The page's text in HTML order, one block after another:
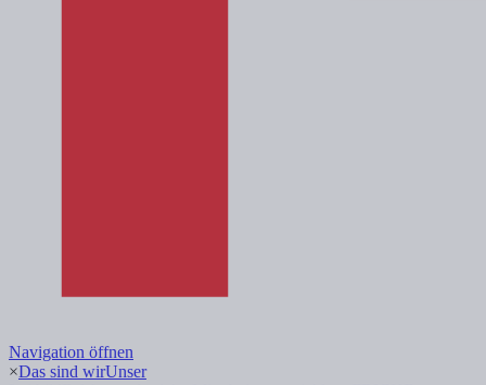
Navigation öffnen
×Das sind wirUnser